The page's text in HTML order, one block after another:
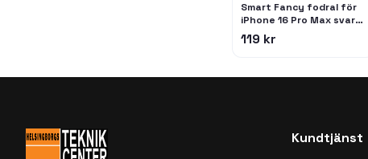
Smart Fancy fodral för
iPhone 16 Pro Max svart-
guld
119 kr
Kundtjänst